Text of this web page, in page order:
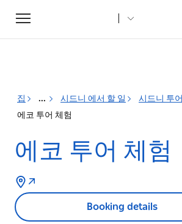
Toggle
navigation
집 ... 시드니 에서 할 일 시드니 투어
에코 투어 체험
에코 투어 체험
Booking details